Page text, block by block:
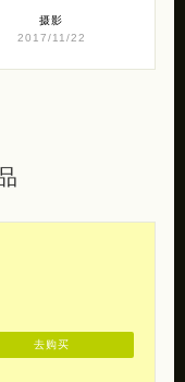
摄影
2017/11/22
去购买